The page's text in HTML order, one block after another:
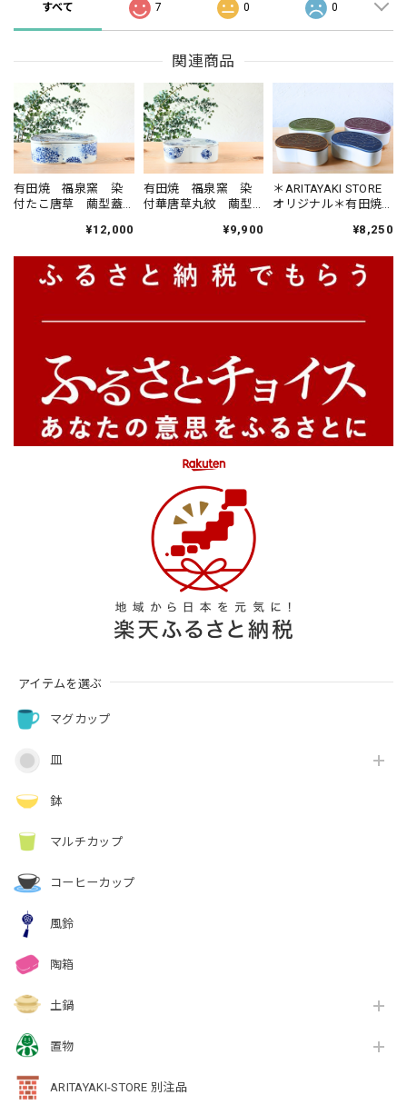
アイテムを選ぶ
マグカップ
皿
鉢
マルチカップ
コーヒーカップ
風鈴
陶箱
土鍋
置物
ARITAYAKI-STORE 別注品
すべて 7 0 0
関連商品
有田焼 福泉窯 染
付たこ唐草 繭型蓋
¥12,000
有田焼 福泉窯 染
付華唐草丸紋 繭型
¥9,900
＊ARITAYAKI STORE
オリジナル＊有田焼
【大】蓋の色が選べ
る4色
¥8,250